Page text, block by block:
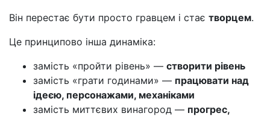
Він перестає бути просто гравцем і стає творцем.
Це принципово інша динаміка:
замість «пройти рівень» — створити рівень
замість «грати годинами» — працювати над
ідеєю, персонажами, механіками
замість миттєвих винагород — прогрес,